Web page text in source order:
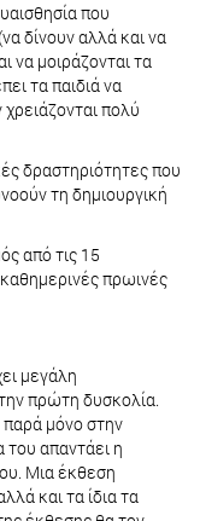
που
δίνουν αλλά και να
να μοιράζονται τα
τα παιδιά να
πολύ
δραστηριότητες που
τη δημιουργική
από τις 15
πρωινές
μεγάλη
πρώτη δυσκολία.
παρά μόνο στην
του απαντάει η
Μια έκθεση
και τα ίδια τα